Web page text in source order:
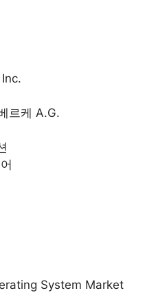
르케 A.G.
System Market